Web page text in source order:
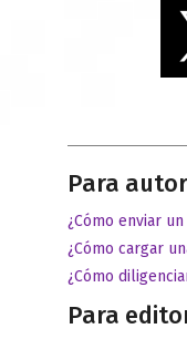
Para
¿Cómo enviar
¿Cómo cargar
¿Cómo
Para